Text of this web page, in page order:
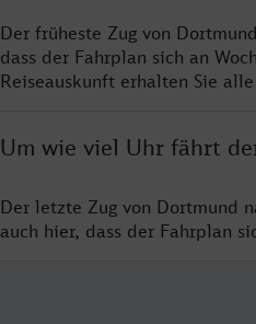
Der früheste Zug von
dass der Fahrplan sich an
Reiseauskunft erhalten Sie
Um wie viel Uhr fährt
Der letzte Zug von Dortmund
auch hier, dass der Fahrplan